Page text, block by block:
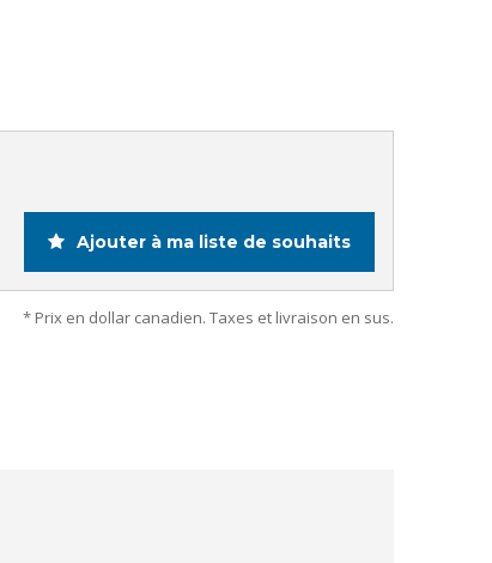
Ajouter à ma liste de souhaits
* Prix en dollar canadien. Taxes et livraison en sus.